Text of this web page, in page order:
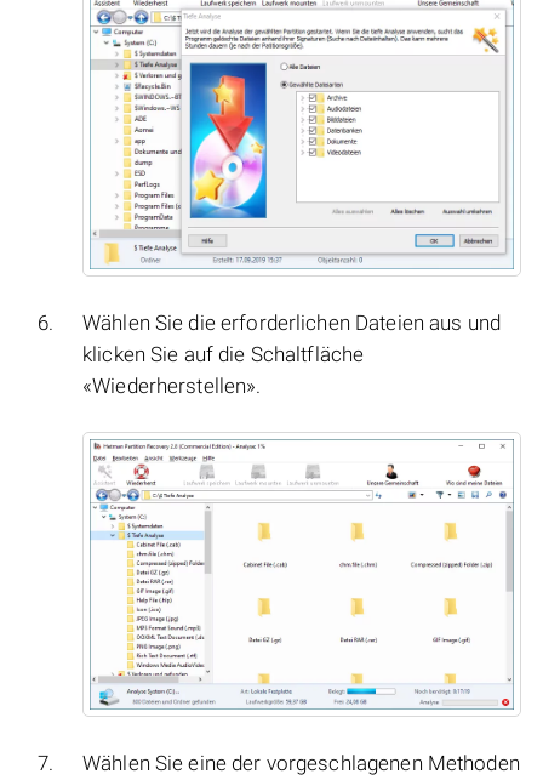
Wählen Sie die erforderlichen Dateien aus und
klicken Sie auf die Schaltfläche
«Wiederherstellen».
Wählen Sie eine der vorgeschlagenen Methoden